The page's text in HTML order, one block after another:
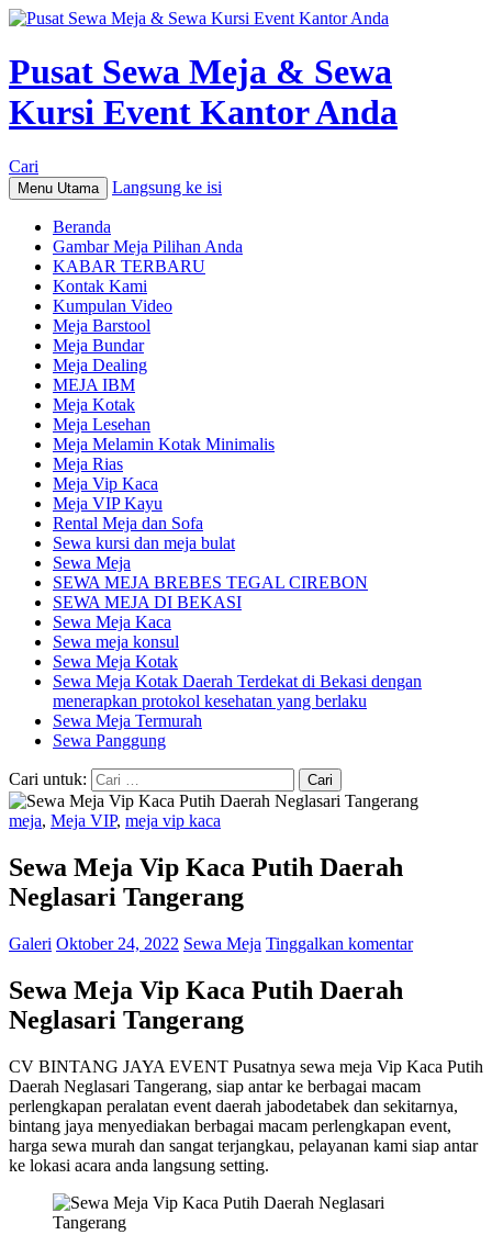
Pusat Sewa Meja & Sewa
Kursi Event Kantor Anda
Cari
Menu Utama Langsung ke isi
Beranda
Gambar Meja Pilihan Anda
KABAR TERBARU
Kontak Kami
Kumpulan Video
Meja Barstool
Meja Bundar
Meja Dealing
MEJA IBM
Meja Kotak
Meja Lesehan
Meja Melamin Kotak Minimalis
Meja Rias
Meja Vip Kaca
Meja VIP Kayu
Rental Meja dan Sofa
Sewa kursi dan meja bulat
Sewa Meja
SEWA MEJA BREBES TEGAL CIREBON
SEWA MEJA DI BEKASI
Sewa Meja Kaca
Sewa meja konsul
Sewa Meja Kotak
Sewa Meja Kotak Daerah Terdekat di Bekasi dengan
menerapkan protokol kesehatan yang berlaku
Sewa Meja Termurah
Sewa Panggung
Cari untuk:
meja, Meja VIP, meja vip kaca
Sewa Meja Vip Kaca Putih Daerah
Neglasari Tangerang
Galeri Oktober 24, 2022 Sewa Meja Tinggalkan komentar
Sewa Meja Vip Kaca Putih Daerah
Neglasari Tangerang
CV BINTANG JAYA EVENT Pusatnya sewa meja Vip Kaca Putih
Daerah Neglasari Tangerang, siap antar ke berbagai macam
perlengkapan peralatan event daerah jabodetabek dan sekitarnya,
bintang jaya menyediakan berbagai macam perlengkapan event,
harga sewa murah dan sangat terjangkau, pelayanan kami siap antar
ke lokasi acara anda langsung setting.